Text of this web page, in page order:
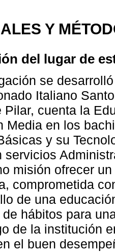
Y
del lugar de
se
Italiano
Pilar, cuenta la
Media en los
y su
servicios
misión ofrecer
comprometida
de una
hábitos para
de la institución
el buen